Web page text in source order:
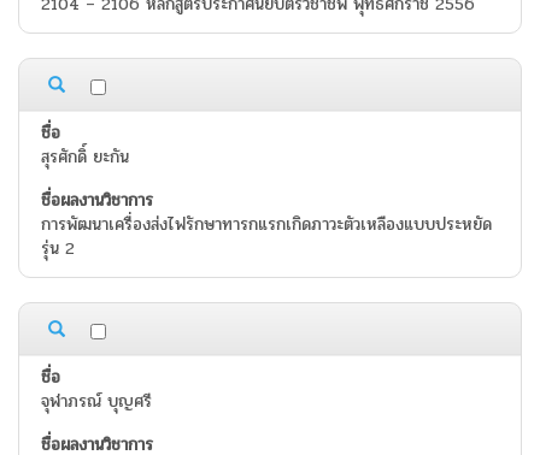
สุรศักดิ์ ยะกัน
การพัฒนาเครื่องส่งไฟรักษาทารกแรกเกิดภาวะตัวเหลืองแบบประหยัด
รุ่น 2
จุฬาภรณ์ บุญศรี